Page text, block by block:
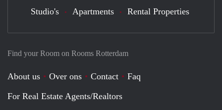
Find your Room on Rooms Rotterdam
About us Over ons Contact
Faq
For Real Estate Agents/Realtors
Studio's Apartments Rental Properties